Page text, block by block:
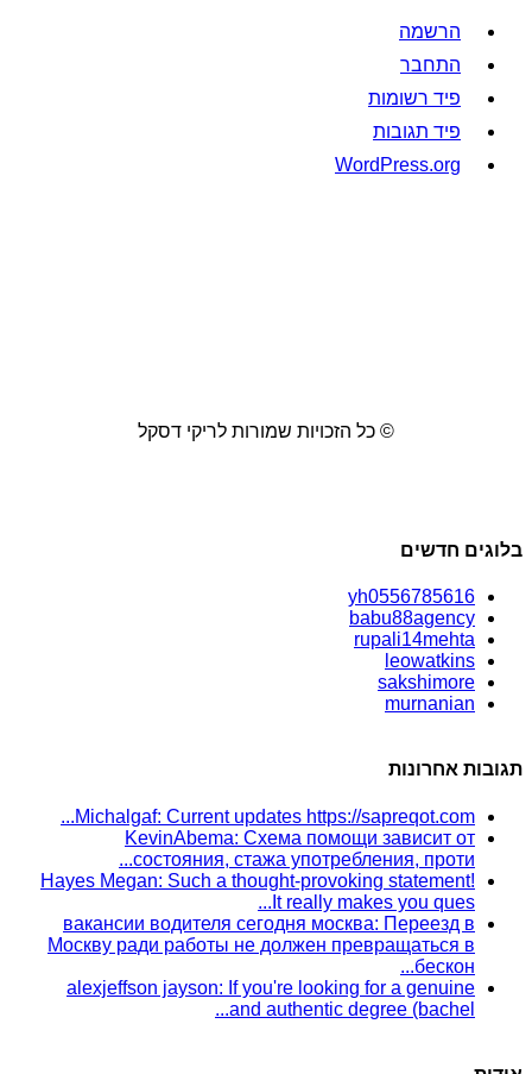
הרשמה
התחבר
פיד רשומות
פיד תגובות
WordPress.org
© כל הזכויות שמורות לריקי דסקל
בלוגים חדשים
yh0556785616
babu88agency
rupali14mehta
leowatkins
sakshimore
murnanian
תגובות אחרונות
Michalgaf: Current updates https://sapreqot.com...
KevinAbema: Схема помощи зависит от
состояния, стажа употребления, проти...
Hayes Megan: Such a thought-provoking statement!
It really makes you ques...
вакансии водителя сегодня москва: Переезд в
Москву ради работы не должен превращаться в
бескон...
alexjeffson jayson: If you're looking for a genuine
and authentic degree (bachel...